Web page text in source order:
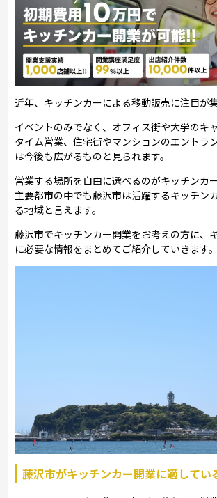
近年、キッチンカーによる移動販売に注目が集
イベントのみでなく、オフィス街や大学のキ
タイム営業、住宅街やマンションのエントラ
は今後も広がるものと見られます。
営業する場所を自由に選べるのがキッチンカ
主要都市の中でも藤沢市は活躍するキッチン
る地域と言えます。
藤沢市でキッチンカー開業をお考えの方に、
に必要な情報をまとめてご紹介していきます。
藤沢市がキッチンカー開業に適してい